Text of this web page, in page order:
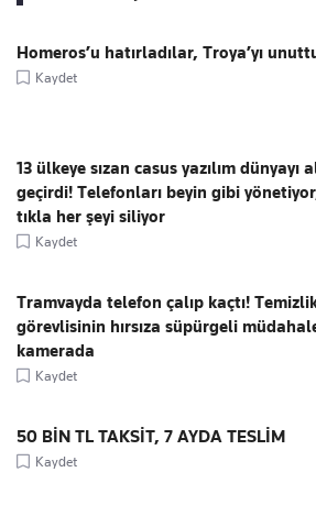
Homeros’u hatırladılar, Troya’yı
Kaydet
13 ülkeye sızan casus yazılım dünyayı
geçirdi! Telefonları beyin gibi
tıkla her şeyi siliyor
Kaydet
Tramvayda telefon çalıp kaçtı!
görevlisinin hırsıza süpürgeli
kamerada
Kaydet
50 BİN TL TAKSİT, 7 AYDA TESLİM
Kaydet